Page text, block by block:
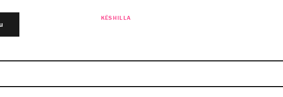
KËSHILLA
33 mënyra për të bërë një jetë më aventureske!
MARISA KARABECI
KËSHILLA
Si të përgatiteni për maratonë, sipas ekspertëve!
MARISA KARABECI